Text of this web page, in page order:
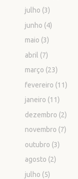
julho (3)
junho (4)
maio (3)
abril (7)
março (23)
fevereiro (11)
janeiro (11)
dezembro (2)
novembro (7)
outubro (3)
agosto (2)
julho (5)